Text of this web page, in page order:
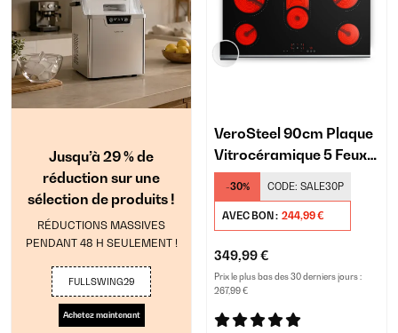
Jusqu’à 29 % de
réduction sur une
sélection de produits !
RÉDUCTIONS MASSIVES
PENDANT 48 H SEULEMENT !
FULLSWING29
Achetez maintenant
VeroSteel 90cm Plaque
Vitrocéramique 5 Feux
Noir
-30% CODE: SALE30P
AVEC BON : 244,99 €
349,99 €
Prix le plus bas des 30 derniers jours :
267,99 €